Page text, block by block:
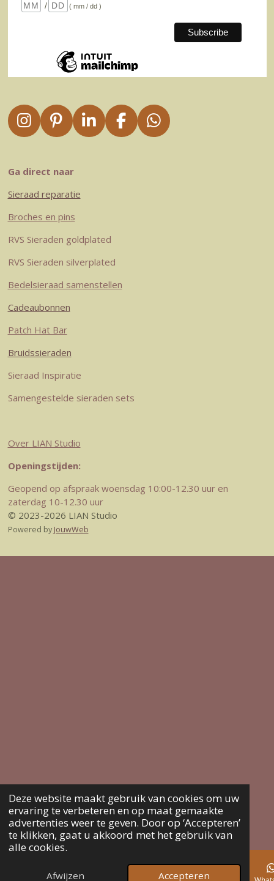
Deze website maakt gebruik van cookies om uw
ervaring te verbeteren en op maat gemaakte
advertenties weer te geven. Door op ‘Accepteren’
te klikken, gaat u akkoord met het gebruik van
alle cookies.
Afwijzen Accepteren
/
( mm / dd )
I
n
t
a
g
r
a
P
i
t
e
r
e
s
L
i
n
F
a
W
h
Ga direct naar
Sieraad reparatie
Broches en pins
RVS Sieraden goldplated
RVS Sieraden silverplated
Bedelsieraad samenstellen
Cadeaubonnen
Patch Hat Bar
Bruidssieraden
Sieraad Inspiratie
Samengestelde sieraden sets
Over LIAN Studio
Openingstijden:
Geopend op afspraak woensdag 10:00-12.30 uur en
zaterdag 10-12.30 uur
© 2023-2026 LIAN Studio
Powered by JouwWeb